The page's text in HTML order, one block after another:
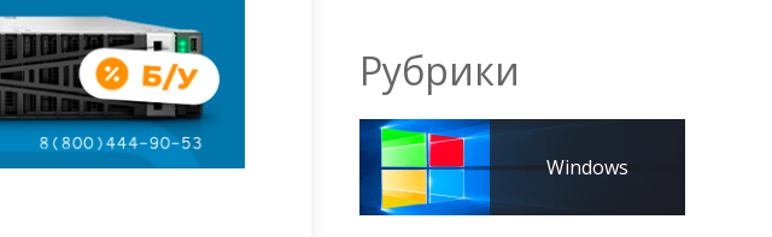
Рубрики
Windows